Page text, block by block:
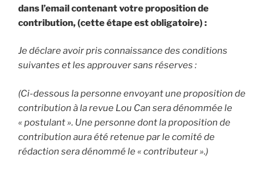
dans l’email contenant votre proposition de
contribution, (cette étape est obligatoire) :
Je déclare avoir pris connaissance des conditions
suivantes et les approuver sans réserves :
(Ci-dessous la personne envoyant une proposition de
contribution à la revue Lou Can sera dénommée le
« postulant ». Une personne dont la proposition de
contribution aura été retenue par le comité de
rédaction sera dénommé le « contributeur ».)